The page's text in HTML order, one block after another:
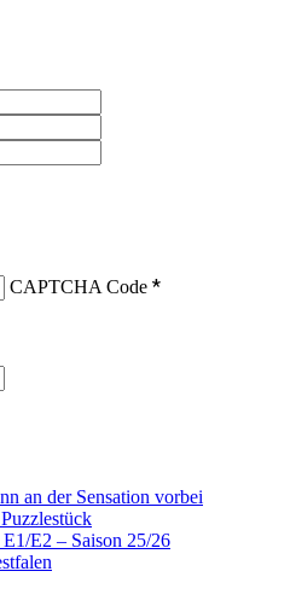
CAPTCHA Code *
an der Sensation vorbei
E2 – Saison 25/26